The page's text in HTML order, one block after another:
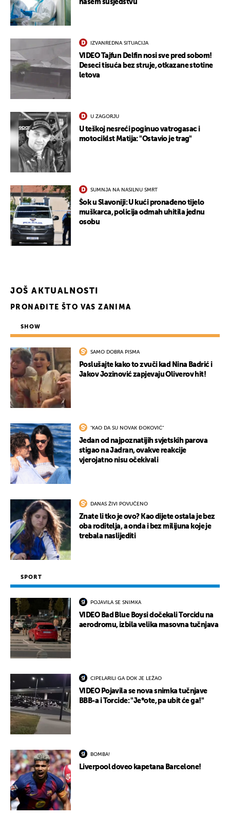
našem susjedstvu
IZVANREDNA SITUACIJA
VIDEO Tajfun Delfin nosi sve pred sobom!
Deseci tisuća bez struje, otkazane stotine
letova
U ZAGORJU
U teškoj nesreći poginuo vatrogasac i
motociklst Matija: "Ostavio je trag"
SUMNJA NA NASILNU SMRT
Šok u Slavoniji: U kući pronađeno tijelo
muškarca, policija odmah uhitila jednu
osobu
JOŠ AKTUALNOSTI
PRONAĐITE ŠTO VAS ZANIMA
SHOW
SAMO DOBRA PISMA
Poslušajte kako to zvuči kad Nina Badrić i
Jakov Jozinović zapjevaju Oliverov hit!
"KAO DA SU NOVAK ĐOKOVIĆ"
Jedan od najpoznatijih svjetskih parova
stigao na Jadran, ovakve reakcije
vjerojatno nisu očekivali
DANAS ŽIVI POVUČENO
Znate li tko je ovo? Kao dijete ostala je bez
oba roditelja, a onda i bez milijuna koje je
trebala naslijediti
SPORT
POJAVILA SE SNIMKA
VIDEO Bad Blue Boysi dočekali Torcidu na
aerodromu, izbila velika masovna tučnjava
CIPELARILI GA DOK JE LEŽAO
VIDEO Pojavila se nova snimka tučnjave
BBB-a i Torcide: "Je*ote, pa ubit će ga!"
BOMBA!
Liverpool doveo kapetana Barcelone!